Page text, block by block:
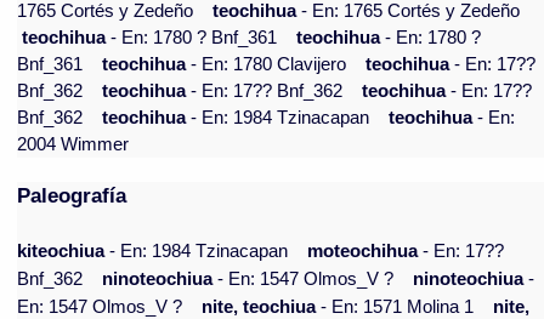
1765 Cortés y Zedeño
teochihua- En: 1765 Cortés y Zedeño
teochihua- En: 1780 ? Bnf_361 teochihua- En: 1780 ?
Bnf_361
teochihua- En: 1780 Clavijero teochihua- En: 17??
Bnf_362
teochihua- En: 17?? Bnf_362 teochihua- En: 17??
Bnf_362
teochihua- En: 1984 Tzinacapan teochihua- En:
2004 Wimmer
Paleografía
kiteochiua- En: 1984 Tzinacapan moteochihua- En: 17??
Bnf_362
ninoteochiua- En: 1547 Olmos_V ? ninoteochiua-
En: 1547 Olmos_V ?
nite, teochiua- En: 1571 Molina 1
nite,